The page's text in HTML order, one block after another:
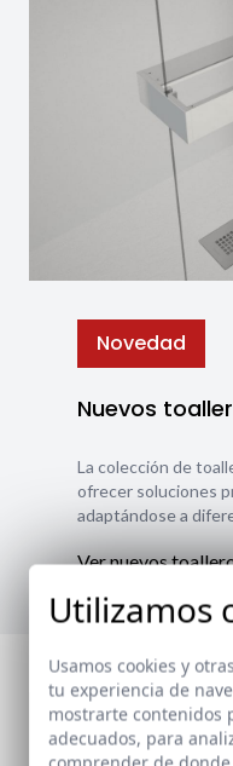
Novedad
Nuevos
La colección de
ofrecer soluciones
adaptándose a
Ver nuevos
Utilizamos
Usamos cookies y
tu experiencia de
mostrarte contenidos
adecuados, para